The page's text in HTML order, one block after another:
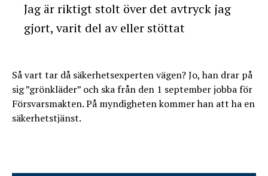
Jag är riktigt stolt över det avtryck jag
gjort, varit del av eller stöttat
Så vart tar då säkerhetsexperten vägen? Jo, han drar på
sig ”grönkläder” och ska från den 1 september jobba för
Försvarsmakten. På myndigheten kommer han att ha en
säkerhetstjänst.